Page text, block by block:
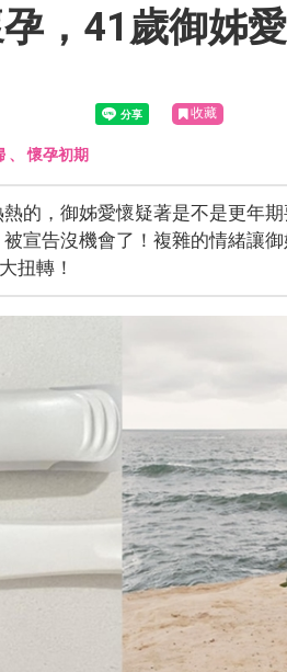
，41歲御姊愛
收藏
、懷孕初期
的，御姊愛懷疑著是不是更年
宣告沒機會了！複雜的情緒讓
扭轉！